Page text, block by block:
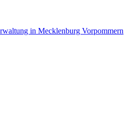
in Mecklenburg Vorpommern